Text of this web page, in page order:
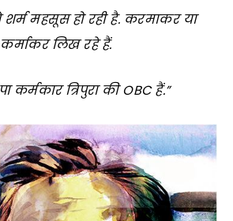
महसूस हो रही है. करमाकर या
कर्माकर लिख रहे हैं.
कर्मकार त्रिपुरा की OBC हैं.”